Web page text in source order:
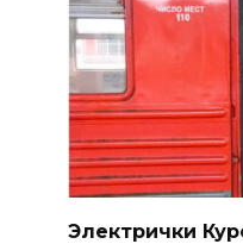
Электрички